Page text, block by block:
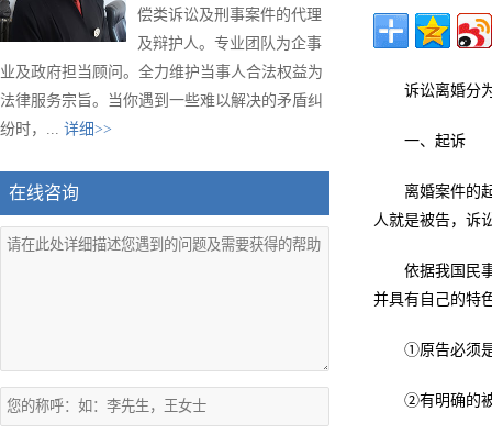
偿类诉讼及刑事案件的代理
及辩护人。专业团队为企事
业及政府担当顾问。全力维护当事人合法权益为
法律服务宗旨。当你遇到一些难以解决的矛盾纠
纷时，... 详细>>
在线咨询
诉讼离婚分
一、起诉
离婚案件的
人就是被告，诉
依据我国民
并具有自己的特
①原告必须
②有明确的